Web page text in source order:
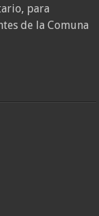
para
de la Comuna